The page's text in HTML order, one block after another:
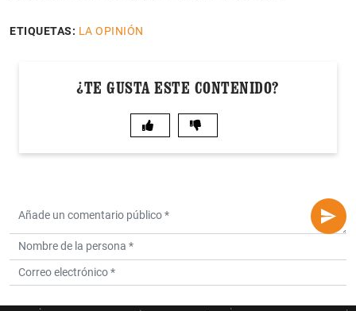
ETIQUETAS: LA OPINIÓN
¿TE GUSTA ESTE CONTENIDO?